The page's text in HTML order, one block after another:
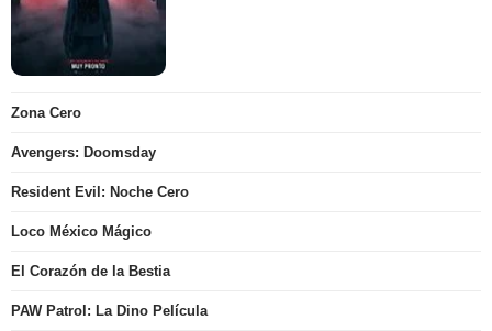
Zona Cero
Avengers: Doomsday
Resident Evil: Noche Cero
Loco México Mágico
El Corazón de la Bestia
PAW Patrol: La Dino Película